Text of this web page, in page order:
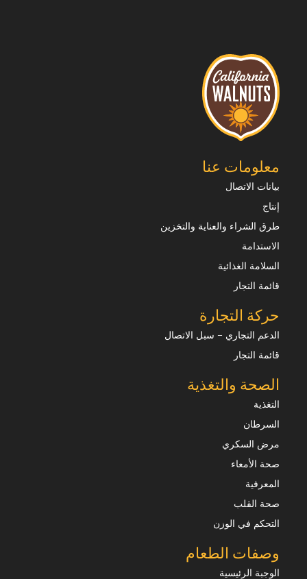
معلومات عنا
بيانات الاتصال
إنتاج
طرق الشراء والعناية والتخزين
الاستدامة
السلامة الغذائية
قائمة التجار
حركة التجارة
الدعم التجاري – سبل الاتصال
قائمة التجار
الصحة والتغذية
التغذية
السرطان
مرض السكري
صحة الأمعاء
المعرفية
صحة القلب
التحكم في الوزن
وصفات الطعام
الوجبة الرئيسية